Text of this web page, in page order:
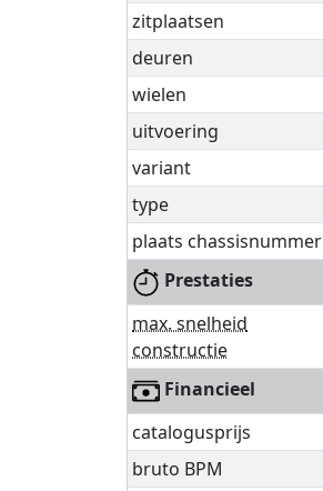
zitplaatsen
deuren
wielen
uitvoering
variant
type
plaats chassisnummer
Prestaties
max. snelheid
constructie
Financieel
catalogusprijs
bruto BPM